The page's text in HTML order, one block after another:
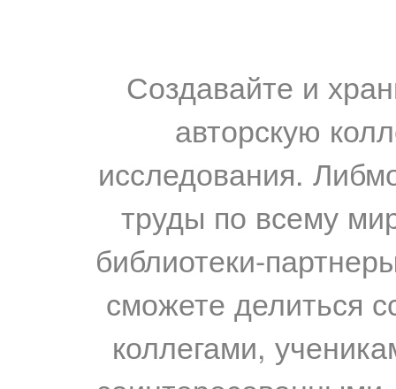
Создавайте и
авторскую
исследования.
труды по всему
библиотеки-
сможете делиться
коллегами,